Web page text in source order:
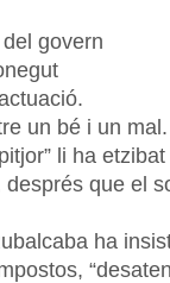
govern
un bé i un
li ha
que el
ha